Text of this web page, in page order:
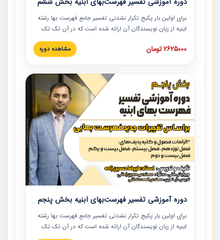
برای اولین بار پکیج تکرار نشدنی تفسیر جامع فهرست بها رشته
ابنیه از زبان نویسندگان آن ارائه شده است که در آن تک تک
ردیف ها و مطالب فهرست بها تفسیر و ارائه شده است. این
دوره به صورت کامل تصویری بوده و به همراه تصاویر عملیات
دوره با کلام مهندس علیرضاحسین‌زاده مدیر پروژه مهندسی
مشاور در امر بازنگری فهرست بها رشته ابنیه ارائه شده و به تمام
همکارانی که در حوزه صنعت ساخت در حال فعالیت هستند حتما
توصیه می کنیم از مطالب این دوره استفاده نمایند.
2625000 تومان مشاهده دوره
دوره آموزشی تفسیر فهرست‌بهای ابنیه بخش پنجم
برای اولین بار پکیج تکرار نشدنی تفسیر جامع فهرست بها رشته
ابنیه از زبان نویسندگان آن ارائه شده است که در آن تک تک
ردیف ها و مطالب فهرست بها تفسیر و ارائه شده است. این